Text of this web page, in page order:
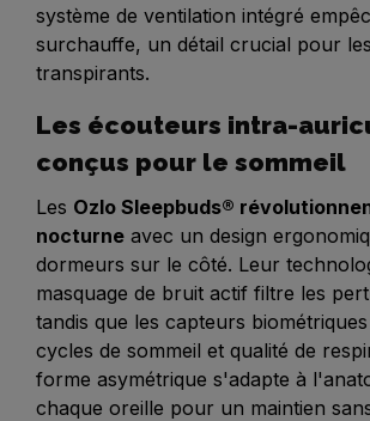
système de ventilation intégré
surchauffe, un détail crucial pour
transpirants.
Les écouteurs intra-
conçus pour le sommeil
Les Ozlo Sleepbuds®
nocturne avec un design
dormeurs sur le côté. Leur
masquage de bruit actif filtre les
tandis que les capteurs
cycles de sommeil et qualité de
forme asymétrique s'adapte à
chaque oreille pour un maintien